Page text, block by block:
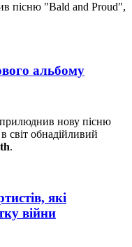
пісню "Bald and Proud",
альбому
нову пісню
світ обнадійливий
.
які
війни